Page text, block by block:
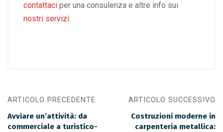
contattaci per una consulenza e altre info sui
nostri servizi.
ARTICOLO PRECEDENTE
Avviare un’attività: da
commerciale a turistico-
ARTICOLO SUCCESSIVO
Costruzioni moderne in
carpenteria metallica: